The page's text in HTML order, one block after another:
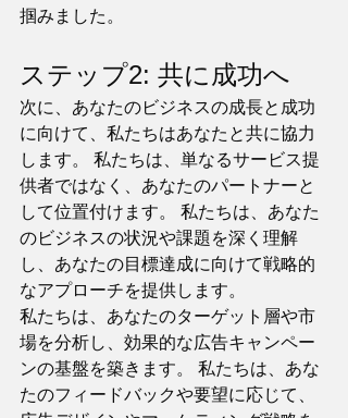
掴みました。
ステップ2: 共に成功へ
次に、あなたのビジネスの成長と成功
に向けて、私たちはあなたと共に協力
します。 私たちは、単なるサービス提
供者ではなく、あなたのパートナーと
して位置付けます。 私たちは、あなた
のビジネスの状況や課題を深く理解
し、あなたの目標達成に向けて戦略的
なアプローチを提供します。
私たちは、あなたのターゲット層や市
場を分析し、効果的な広告キャンペー
ンの基盤を築きます。 私たちは、あな
たのフィードバックや要望に応じて、